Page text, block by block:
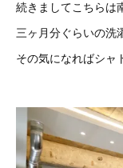
続きましてこちらは
三ヶ月分ぐらいの洗
その気になればシャ